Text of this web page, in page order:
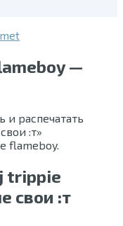
—
и распечатать
:т»
flameboy.
trippie
свои :т